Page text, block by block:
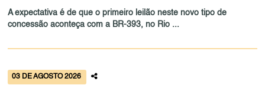
A expectativa é de que o primeiro leilão neste novo tipo de
concessão aconteça com a BR-393, no Rio ...
03 DE AGOSTO 2026